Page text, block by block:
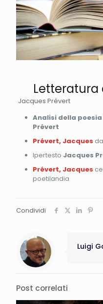
Jacques Prévert
Analisi della
Prévert
Prévert, Jacques
Ipertesto Jacques
Prévert, Jacques
poetilandia
Condividi
Luigi
Post correlati